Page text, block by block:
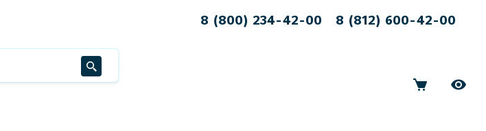
8 (800) 234-42-00 8 (812) 600-42-00